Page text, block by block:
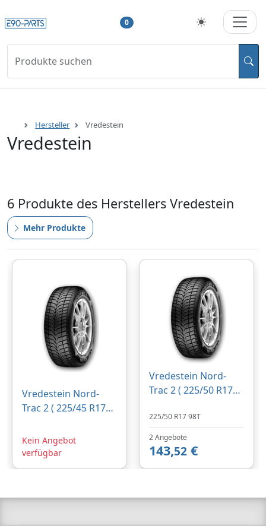
0
Produkte suchen
Hersteller Vredestein
Vredestein
6 Produkte des Herstellers Vredestein
Mehr Produkte
Vredestein Nord-
Trac 2 ( 225/45 R17
compound )
Kein Angebot
verfügbar
Vredestein Nord-
Trac 2 ( 225/50 R17
compound )
225/50 R17 98T
2 Angebote
143,52 €